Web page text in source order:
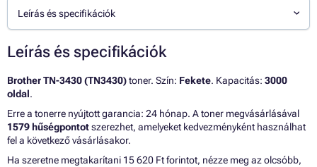
Leírás és specifikációk
Leírás és specifikációk
Brother TN-3430 (TN3430)toner. Szín: Fekete. Kapacitás: 3000
oldal.
Erre a tonerre nyújtott garancia: 24 hónap. A toner megvásárlásával
1579 hűségpontotszerezhet, amelyeket kedvezményként használhat
fel a következő vásárlásakor.
Ha szeretne megtakarítani 15 620 Ft forintot, nézze meg az olcsóbb,